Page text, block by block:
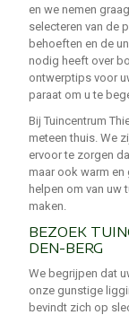
en we nemen
selecteren van de
behoeften en de
nodig heeft over
ontwerptips voor
paraat om u te
Bij Tuincentrum
meteen thuis. We
ervoor te zorgen
maar ook warm en
helpen om van uw
maken.
BEZOEK
DEN-BERG
We begrijpen dat
onze gunstige
bevindt zich op